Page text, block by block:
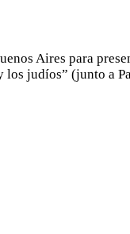
Aires para
judíos” (junto a